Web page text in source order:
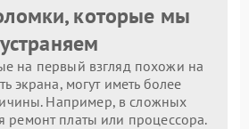
которые мы
устраняем
на первый взгляд похожи на
экрана, могут иметь более
Например, в сложных
ремонт платы или процессора.